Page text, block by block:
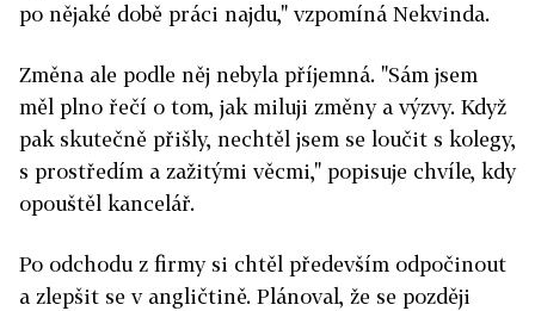
po nějaké době práci najdu," vzpomíná Nekvinda.
Změna ale podle něj nebyla příjemná. "Sám jsem
měl plno řečí o tom, jak miluji změny a výzvy. Když
pak skutečně přišly, nechtěl jsem se loučit s kolegy,
s prostředím a zažitými věcmi," popisuje chvíle, kdy
opouštěl kancelář.
Po odchodu z firmy si chtěl především odpočinout
a zlepšit se v angličtině. Plánoval, že se později